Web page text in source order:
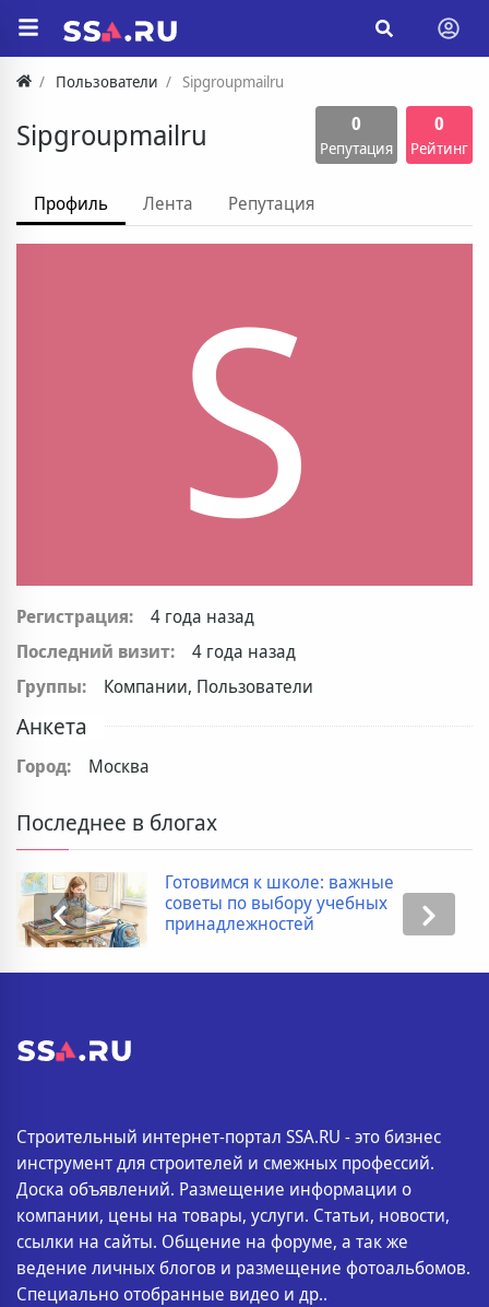
Пользователи Sipgroupmailru
Sipgroupmailru 0
Репутация
0
Рейтинг
Профиль Лента Репутация
S
Регистрация:
4 года назад
Последний визит:
4 года назад
Группы:
Компании, Пользователи
Анкета
Город: Москва
Последнее в блогах
Готовимся к школе: важные
советы по выбору учебных
принадлежностей
Строительный интернет-портал SSA.RU - это бизнес
инструмент для строителей и смежных профессий.
Доска объявлений. Размещение информации о
компании, цены на товары, услуги. Статьи, новости,
ссылки на сайты. Общение на форуме, а так же
ведение личных блогов и размещение фотоальбомов.
Специально отобранные видео и др..